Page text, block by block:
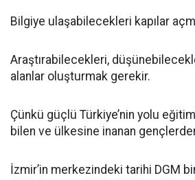
Bilgiye ulaşabilecekleri kapılar
Araştırabilecekleri,
alanlar oluşturmak gerekir.
Çünkü güçlü Türkiye’nin yolu
bilen ve ülkesine inanan
İzmir’in merkezindeki tarihi DGM